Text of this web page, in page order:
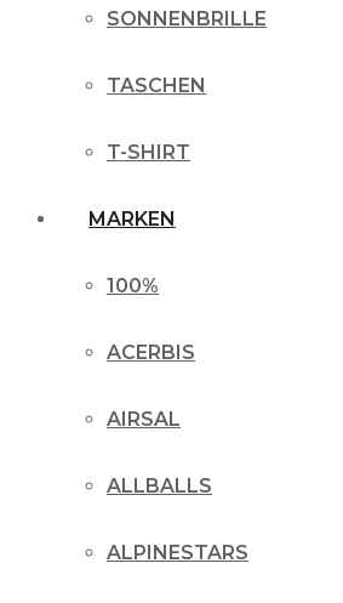
SONNENBRILLE
TASCHEN
T-SHIRT
MARKEN
100%
ACERBIS
AIRSAL
ALLBALLS
ALPINESTARS